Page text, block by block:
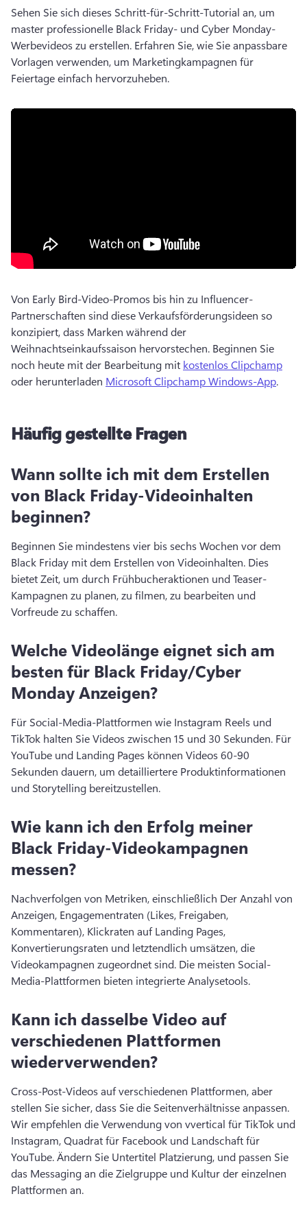
Sehen Sie sich dieses Schritt-für-Schritt-Tutorial an, um
master professionelle Black Friday- und Cyber Monday-
Werbevideos zu erstellen. Erfahren Sie, wie Sie anpassbare
Vorlagen verwenden, um Marketingkampagnen für
Feiertage einfach hervorzuheben.
Von Early Bird-Video-Promos bis hin zu Influencer-
Partnerschaften sind diese Verkaufsförderungsideen so
konzipiert, dass Marken während der
Weihnachtseinkaufssaison hervorstechen. Beginnen Sie
noch heute mit der Bearbeitung mit kostenlos Clipchamp
oder herunterladen Microsoft Clipchamp Windows-App.
Häufig gestellte Fragen
Wann sollte ich mit dem Erstellen
von Black Friday-Videoinhalten
beginnen?
Beginnen Sie mindestens vier bis sechs Wochen vor dem
Black Friday mit dem Erstellen von Videoinhalten. Dies
bietet Zeit, um durch Frühbucheraktionen und Teaser-
Kampagnen zu planen, zu filmen, zu bearbeiten und
Vorfreude zu schaffen.
Welche Videolänge eignet sich am
besten für Black Friday/Cyber
Monday Anzeigen?
Für Social-Media-Plattformen wie Instagram Reels und
TikTok halten Sie Videos zwischen 15 und 30 Sekunden. Für
YouTube und Landing Pages können Videos 60-90
Sekunden dauern, um detailliertere Produktinformationen
und Storytelling bereitzustellen.
Wie kann ich den Erfolg meiner
Black Friday-Videokampagnen
messen?
Nachverfolgen von Metriken, einschließlich Der Anzahl von
Anzeigen, Engagementraten (Likes, Freigaben,
Kommentaren), Klickraten auf Landing Pages,
Konvertierungsraten und letztendlich umsätzen, die
Videokampagnen zugeordnet sind. Die meisten Social-
Media-Plattformen bieten integrierte Analysetools.
Kann ich dasselbe Video auf
verschiedenen Plattformen
wiederverwenden?
Cross-Post-Videos auf verschiedenen Plattformen, aber
Wir empfehlen die Verwendung von vvertical für TikTok und
Instagram, Quadrat für Facebook und Landschaft für
YouTube. Ändern Sie Untertitel Platzierung, und passen Sie
das Messaging an die Zielgruppe und Kultur der einzelnen
Plattformen an.